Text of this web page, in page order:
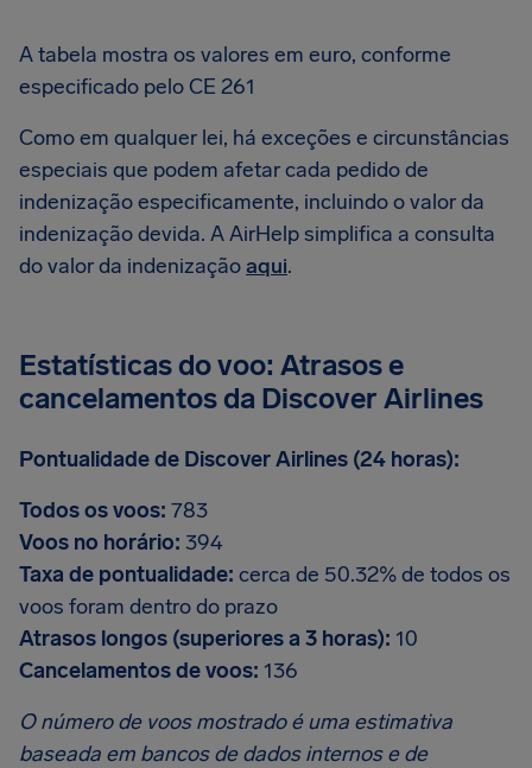
A tabela mostra os valores em euro, conforme
especificado pelo CE 261
Como em qualquer lei, há exceções e circunstâncias
especiais que podem afetar cada pedido de
indenização especificamente, incluindo o valor da
indenização devida. A AirHelp simplifica a consulta
do valor da indenizaçãoaqui.
Estatísticas do voo: Atrasos e
cancelamentos da Discover Airlines
Pontualidade de Discover Airlines (24 horas):
Todos os voos: 783
Voos no horário: 394
Taxa de pontualidade: cerca de 50.32% de todos os
voos foram dentro do prazo
Atrasos longos (superiores a 3 horas): 10
Cancelamentos de voos: 136
O número de voos mostrado é uma estimativa
baseada em bancos de dados internos e de